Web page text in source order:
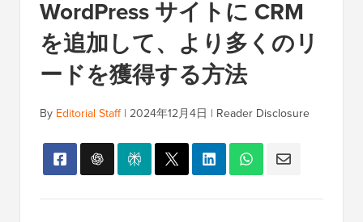
WordPress サイトに CRM
を追加して、より多くのリ
ードを獲得する方法
By Editorial Staff| 2024年12月4日 | Reader Disclosure